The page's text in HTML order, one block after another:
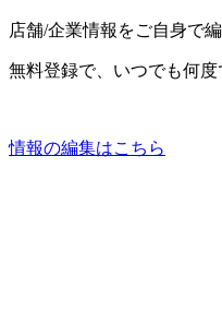
店舗/企業情報をご自身で
無料登録で、いつでも何度
情報の編集はこちら